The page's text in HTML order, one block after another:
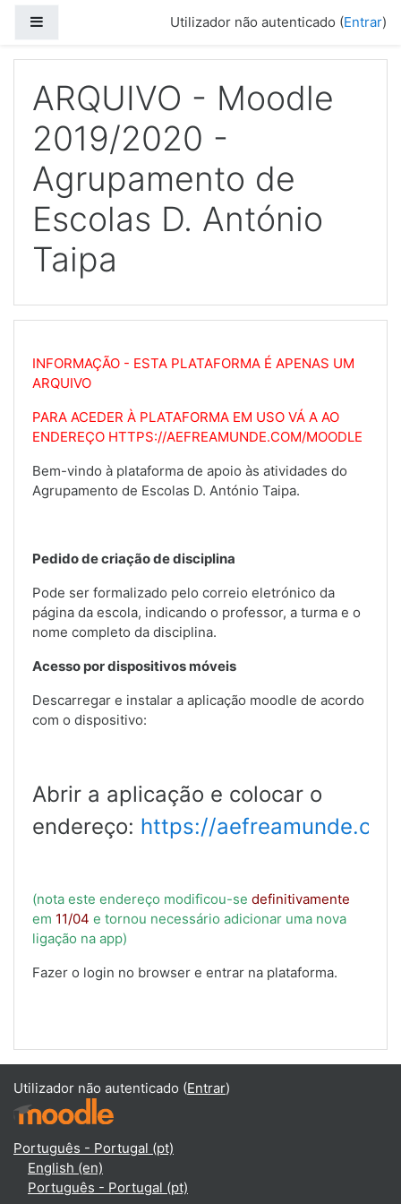
Utilizador não autenticado (Entrar)
ARQUIVO - Moodle
2019/2020 -
Agrupamento de
Escolas D. António
Taipa
INFORMAÇÃO - ESTA PLATAFORMA É APENAS UM
ARQUIVO
PARA ACEDER À PLATAFORMA EM USO VÁ A AO
ENDEREÇO HTTPS://AEFREAMUNDE.COM/MOODLE
Bem-vindo à plataforma de apoio às atividades do
Agrupamento de Escolas D. António Taipa.
Pedido de criação de disciplina
Pode ser formalizado pelo correio eletrónico da
página da escola, indicando o professor, a turma e o
nome completo da disciplina.
Acesso por dispositivos móveis
Descarregar e instalar a aplicação moodle de acordo
com o dispositivo:
Abrir a aplicação e colocar o
endereço: https://
(nota este endereço modificou-se definitivamente
em 11/04 e tornou necessário adicionar uma nova
ligação na app)
Fazer o login no browser e entrar na plataforma.
Utilizador não autenticado (Entrar)
Português - Portugal ‎(pt)‎
English ‎(en)‎
Português - Portugal ‎(pt)‎